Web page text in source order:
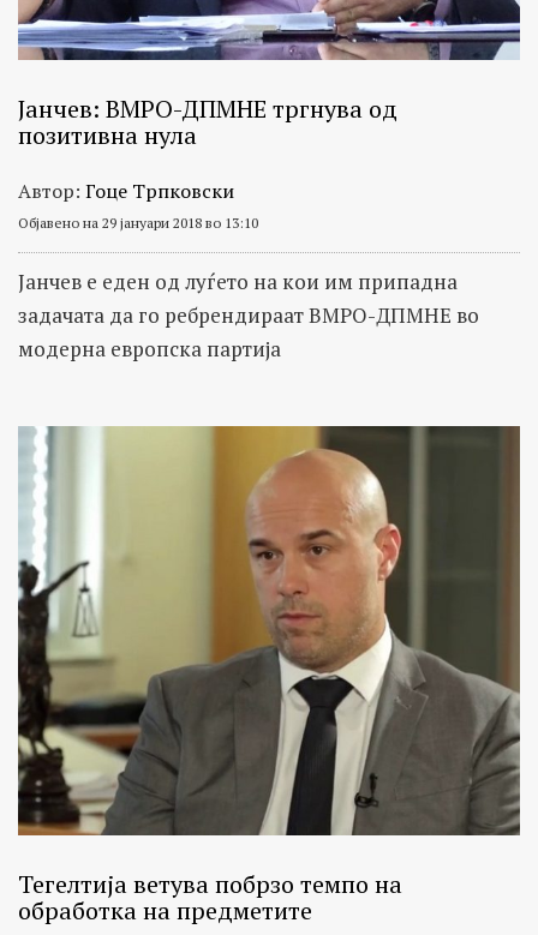
Јанчев: ВМРО-ДПМНЕ тргнува од
позитивна нула
Автор: Гоце Трпковски
Објавено на 29 јануари 2018 во 13:10
Јанчев е еден од луѓето на кои им припадна
задачата да го ребрендираат ВМРО-ДПМНЕ во
модерна европска партија
Тегелтија ветува побрзо темпо на
обработка на предметите